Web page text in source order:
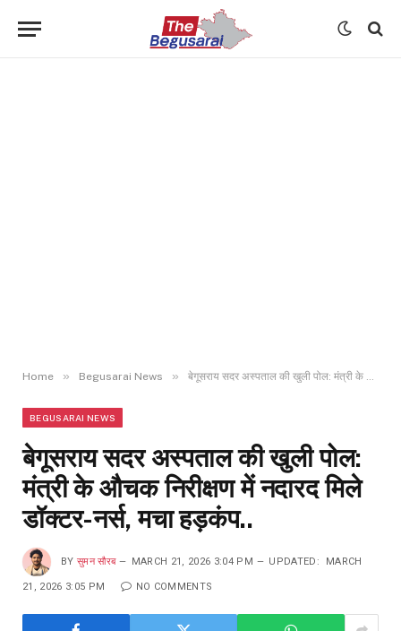
Home » Begusarai News » बेगूसराय सदर अस्पताल की खुली पोल: मंत्री के औचक निरीक्षण में नदारद मिले डॉक्टर-नर्स, मचा हड़कंप..
BEGUSARAI NEWS
बेगूसराय सदर अस्पताल की खुली पोल:
मंत्री के औचक निरीक्षण में नदारद मिले
डॉक्टर-नर्स, मचा हड़कंप..
BY सुमन सौरब MARCH 21, 2026 3:04 PM UPDATED: MARCH
21, 2026 3:05 PM NO COMMENTS